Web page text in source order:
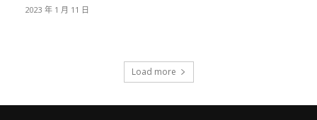
2023 年 1 月 11 日
Load more